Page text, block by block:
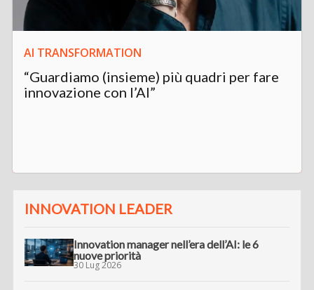
AI TRANSFORMATION
“Guardiamo (insieme) più quadri per fare
innovazione con l’AI”
INNOVATION LEADER
Innovation manager nell’era dell’AI: le 6
nuove priorità
30 Lug 2026